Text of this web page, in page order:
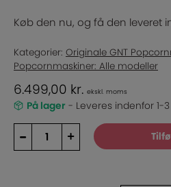
Køb den nu, og få den leveret
Kategorier: Originale GNT
Popcornmaskiner: Alle modeller
6.499,00 kr. ekskl. moms
På lager- Leveres indenfor 1-
– +